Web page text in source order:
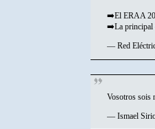
➡️El ERAA
➡️La principal
— Red
Vosotros sois
— Ismael